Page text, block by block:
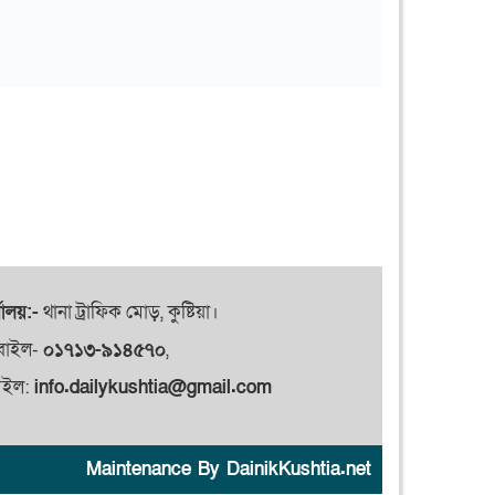
থানা ট্রাফিক মোড়, কুষ্টিয়া।
০১৭১৩-৯১৪৫৭০,
info.dailykushtia@gmail.com
Maintenance By DainikKushtia.net